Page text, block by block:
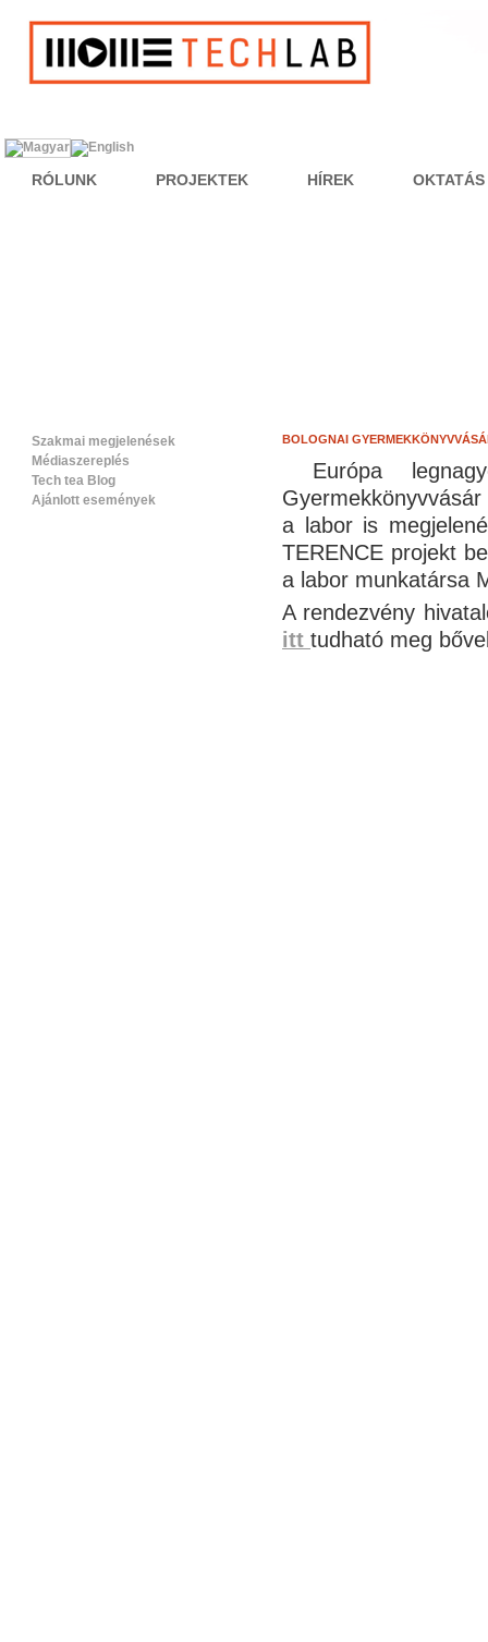
RÓLUNK PROJEKTEK HÍREK OKTATÁS
Szakmai megjelenések
Médiaszereplés
Tech tea Blog
Ajánlott események
BOLOGNAI
Európa
a labor is
TERENCE projekt
a labor munkatársa
A rendezvény
itt tudható meg